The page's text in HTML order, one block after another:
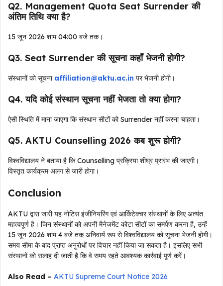
Q2. Management Quota Seat Surrender की
अंतिम तिथि क्या है?
15 जून 2026 शाम 04:00 बजे तक।
Q3. Seat Surrender की सूचना कहाँ भेजनी होगी?
संस्थानों को सूचना affiliation@aktu.ac.in पर भेजनी होगी।
Q4. यदि कोई संस्थान सूचना नहीं भेजता तो क्या होगा?
ऐसी स्थिति में माना जाएगा कि संस्थान सीटों को Surrender नहीं करना चाहता।
Q5. AKTU Counselling 2026 कब शुरू होगी?
विश्वविद्यालय ने बताया है कि Counselling प्रक्रिया शीघ्र प्रारंभ की जाएगी।
विस्तृत कार्यक्रम अलग से जारी होगा।
Conclusion
AKTU द्वारा जारी यह नोटिस इंजीनियरिंग एवं आर्किटेक्चर संस्थानों के लिए अत्यंत
महत्वपूर्ण है। जिन संस्थानों को अपनी मैनेजमेंट कोटा सीटों का समर्पण करना है, उन्हें
15 जून 2026 शाम 4 बजे तक अनिवार्य रूप से विश्वविद्यालय को सूचना भेजनी होगी।
समय सीमा के बाद प्राप्त अनुरोधों पर विचार नहीं किया जा सकता है। इसलिए सभी
संस्थानों को सलाह दी जाती है कि वे समय रहते आवश्यक कार्रवाई पूर्ण करें।
Also Read – AKTU Supreme Court Notice 2026